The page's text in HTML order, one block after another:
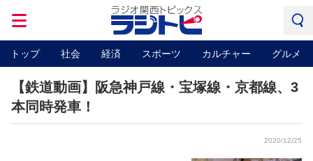
トップ 社会 経済 スポーツ カルチャー グルメ
【鉄道動画】阪急神戸線・宝塚線・京都線、3
本同時発車！
2020/12/25